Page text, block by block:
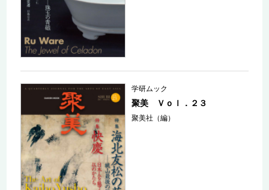
学研ムック
聚美 Ｖｏｌ．２３
聚美社（編）